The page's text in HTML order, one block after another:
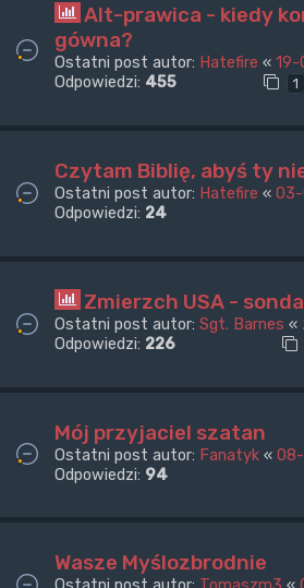
Alt-prawica - kiedy
gówna?
Ostatni post autor: Hatefire « 19-
Odpowiedzi: 455 1
Czytam Biblię, abyś ty
Ostatni post autor: Hatefire « 03-
Odpowiedzi: 24
Zmierzch USA - sonda
Ostatni post autor: Sgt. Barnes «
Odpowiedzi: 226
Mój przyjaciel szatan
Ostatni post autor: Fanatyk «
Odpowiedzi: 94
Wasze Myślozbrodnie